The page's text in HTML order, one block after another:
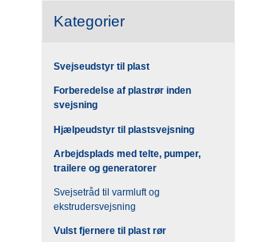
Kategorier
Svejseudstyr til plast
Forberedelse af plastrør inden
svejsning
Hjælpeudstyr til plastsvejsning
Arbejdsplads med telte, pumper,
trailere og generatorer
Svejsetråd til varmluft og
ekstrudersvejsning
Vulst fjernere til plast rør